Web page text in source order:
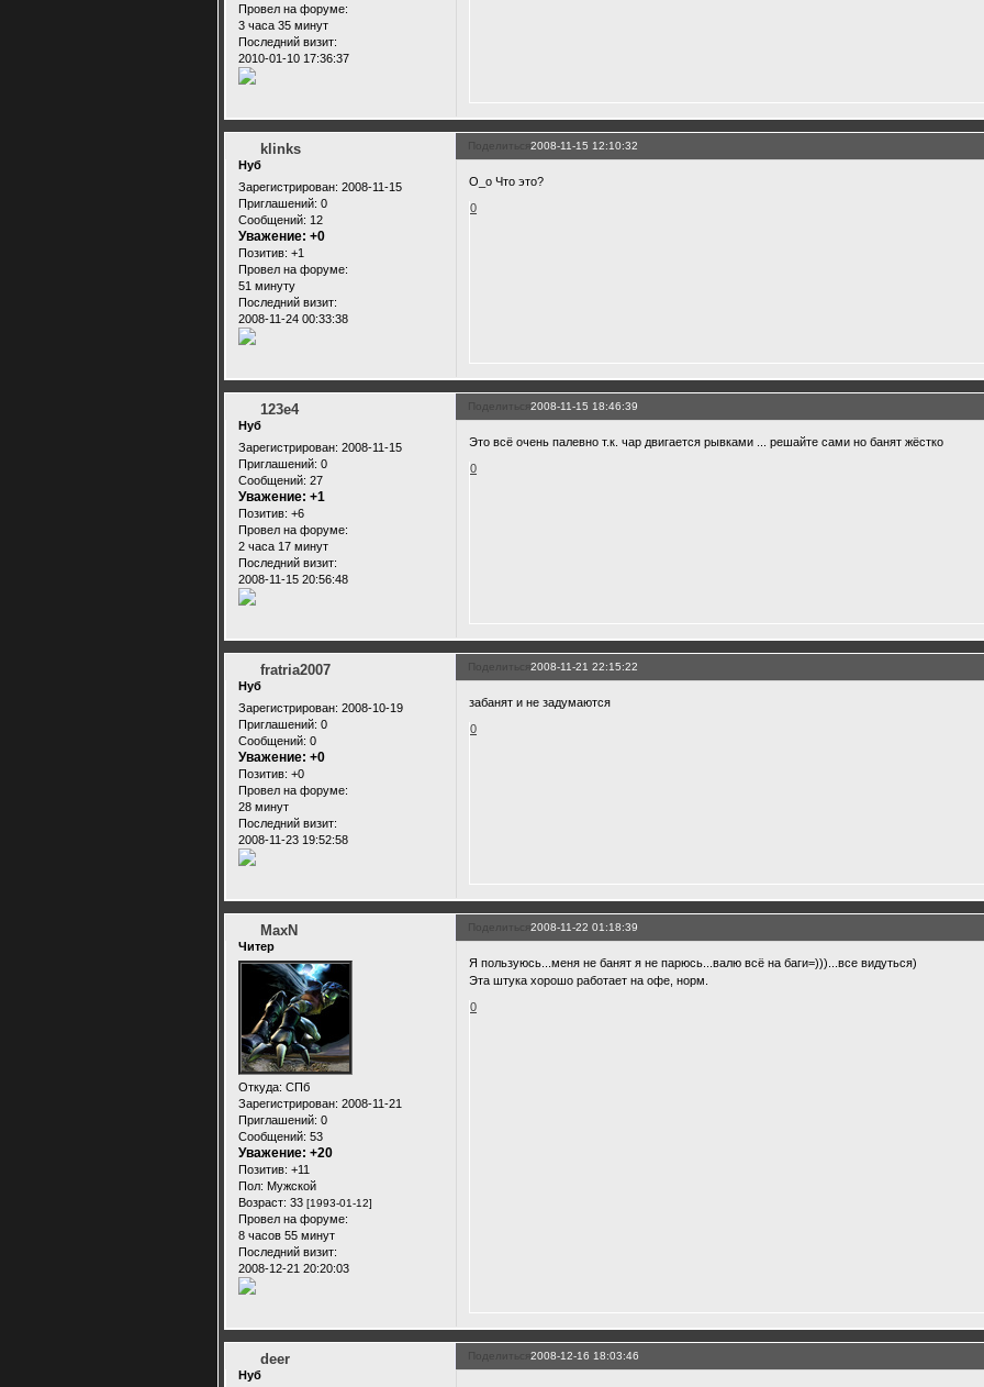
Провел на форуме:
3 часа 35 минут
Последний визит:
2010-01-10 17:36:37
Поделиться2008-11-15 12:10:32
klinks
Нуб
Зарегистрирован: 2008-11-15
Приглашений: 0
Сообщений: 12
Уважение: +0
Позитив: +1
Провел на форуме:
51 минуту
Последний визит:
2008-11-24 00:33:38
О_о Что это?
0
Поделиться2008-11-15 18:46:39
123e4
Нуб
Зарегистрирован: 2008-11-15
Приглашений: 0
Сообщений: 27
Уважение: +1
Позитив: +6
Провел на форуме:
2 часа 17 минут
Последний визит:
2008-11-15 20:56:48
Это всё очень палевно т.к. чар двигается рывками ... решайте сами но банят жёстко
0
Поделиться2008-11-21 22:15:22
fratria2007
Нуб
Зарегистрирован: 2008-10-19
Приглашений: 0
Сообщений: 0
Уважение: +0
Позитив: +0
Провел на форуме:
28 минут
Последний визит:
2008-11-23 19:52:58
забанят и не задумаются
0
Поделиться2008-11-22 01:18:39
MaxN
Читер
Откуда: СПб
Зарегистрирован: 2008-11-21
Приглашений: 0
Сообщений: 53
Уважение: +20
Позитив: +11
Пол: Мужской
Возраст: 33 [1993-01-12]
Провел на форуме:
8 часов 55 минут
Последний визит:
2008-12-21 20:20:03
Я пользуюсь...меня не банят я не парюсь...валю всё на баги=)))...все видуться)
Эта штука хорошо работает на офе, норм.
0
Поделиться2008-12-16 18:03:46
deer
Нуб